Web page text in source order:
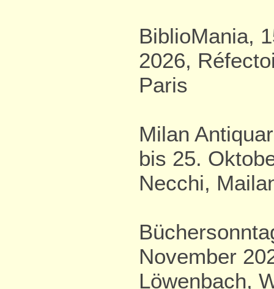
BiblioMania,
2026,
Paris
Milan
bis 25.
Necchi,
November
Löwenbach,